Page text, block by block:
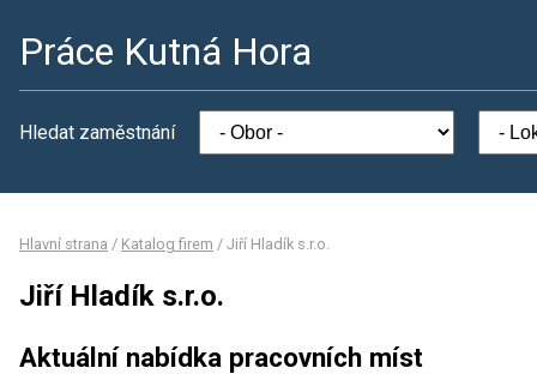
Práce Kutná Hora
Hledat zaměstnání
Hlavní strana / Katalog firem / Jiří Hladík s.r.o.
Jiří Hladík s.r.o.
Aktuální nabídka pracovních míst